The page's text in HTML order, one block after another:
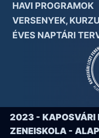
HAVI PROGRAMOK
VERSENYEK,
ÉVES NAPTÁRI
2023 - KAPOSVÁRI
ZENEISKOLA -